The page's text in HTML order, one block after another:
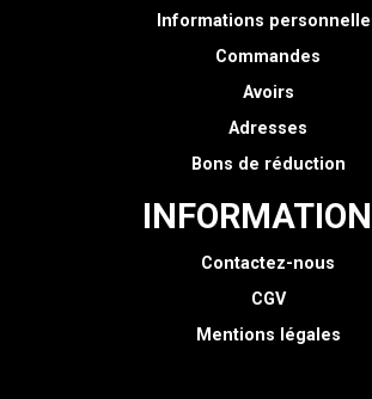
Informations
Commandes
Avoirs
Adresses
Bons de réduction
Contactez-nous
CGV
Mentions légales